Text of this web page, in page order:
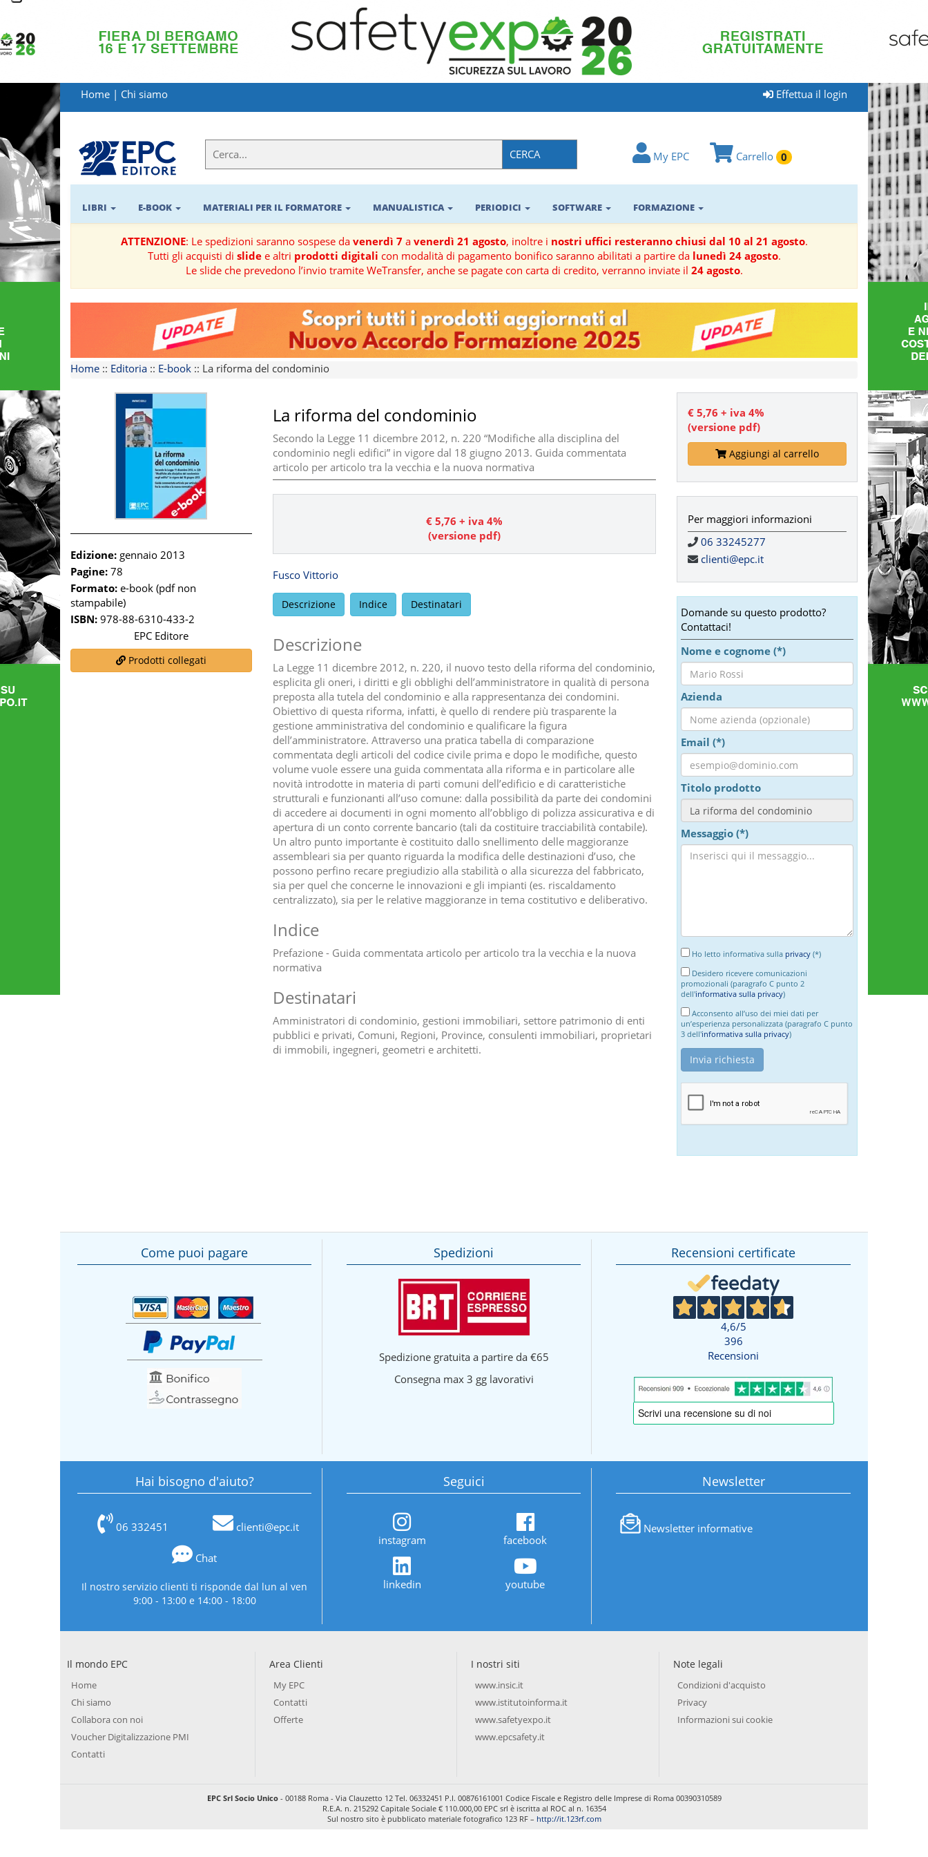
LIBRI
MATERIALI
PER
IL
FORMATORE
E-
BOOK
RIVISTE
MANUALISTICA
SOFTWARE
TEMATICHE
Home | Chi siamo Effettua il login
CERCA My EPC Carrello 0
LIBRI E-BOOK MATERIALI PER IL FORMATORE MANUALISTICA PERIODICI SOFTWARE FORMAZIONE
ATTENZIONE: Le spedizioni saranno sospese da venerdì 7a venerdì 21 agosto, inoltre i nostri uffici resteranno chiusi dal 10 al 21 agosto.
Tutti gli acquisti di slidee altri prodotti digitali con modalità di pagamento bonifico saranno abilitati a partire da lunedì 24 agosto.
Le slide che prevedono l’invio tramite WeTransfer, anche se pagate con carta di credito, verranno inviate il 24 agosto.
Home :: Editoria :: E-book :: La riforma del condominio
Edizione: gennaio 2013
Pagine: 78
Formato: e-book (pdf non
stampabile)
ISBN: 978-88-6310-433-2
EPC Editore
Prodotti collegati
La riforma del condominio
Secondo la Legge 11 dicembre 2012, n. 220 “Modifiche alla disciplina del
condominio negli edifici” in vigore dal 18 giugno 2013. Guida commentata
articolo per articolo tra la vecchia e la nuova normativa
€ 5,76 + iva 4%
(versione pdf)
Fusco Vittorio
Descrizione Indice Destinatari
Descrizione
La Legge 11 dicembre 2012, n. 220, il nuovo testo della riforma del condominio,
esplicita gli oneri, i diritti e gli obblighi dell’amministratore in qualità di persona
preposta alla tutela del condominio e alla rappresentanza dei condomini.
Obiettivo di questa riforma, infatti, è quello di rendere più trasparente la
gestione amministrativa del condominio e qualificare la figura
dell’amministratore. Attraverso una pratica tabella di comparazione
commentata degli articoli del codice civile prima e dopo le modifiche, questo
volume vuole essere una guida commentata alla riforma e in particolare alle
novità introdotte in materia di parti comuni dell’edificio e di caratteristiche
strutturali e funzionanti all’uso comune: dalla possibilità da parte dei condomini
di accedere ai documenti in ogni momento all’obbligo di polizza assicurativa e di
apertura di un conto corrente bancario (tali da costituire tracciabilità contabile).
Un altro punto importante è costituito dallo snellimento delle maggioranze
assembleari sia per quanto riguarda la modifica delle destinazioni d’uso, che
possono perfino recare pregiudizio alla stabilità o alla sicurezza del fabbricato,
sia per quel che concerne le innovazioni e gli impianti (es. riscaldamento
centralizzato), sia per le relative maggioranze in tema costitutivo e deliberativo.
Indice
Prefazione - Guida commentata articolo per articolo tra la vecchia e la nuova
normativa
Destinatari
Amministratori di condominio, gestioni immobiliari, settore patrimonio di enti
pubblici e privati, Comuni, Regioni, Province, consulenti immobiliari, proprietari
di immobili, ingegneri, geometri e architetti.
€ 5,76 + iva 4%
(versione pdf)
Aggiungi al carrello
Per maggiori informazioni
06 33245277
clienti@epc.it
Domande su questo prodotto?
Contattaci!
Nome e cognome (*)
Azienda
Email (*)
Titolo prodotto
Messaggio (*)
Ho letto informativa sulla privacy(*)
Desidero ricevere comunicazioni
promozionali (paragrafo C punto 2
dell'informativa sulla privacy)
Acconsento all’uso dei miei dati per
un’esperienza personalizzata (paragrafo C punto
3 dell'informativa sulla privacy)
Come puoi pagare Spedizioni
Spedizione gratuita a partire da €65
Consegna max 3 gg lavorativi
Recensioni certificate
4,6/5
396
Recensioni
Hai bisogno d'aiuto?
06 332451 clienti@epc.it
Chat
Il nostro servizio clienti ti risponde dal lun al ven
9:00 - 13:00 e 14:00 - 18:00
Seguici
instagram facebook
linkedin youtube
Newsletter
Newsletter informative
Il mondo EPC
Home
Chi siamo
Collabora con noi
Voucher Digitalizzazione PMI
Contatti
Area Clienti
My EPC
Contatti
Offerte
I nostri siti
www.insic.it
www.istitutoinforma.it
www.safetyexpo.it
www.epcsafety.it
Note legali
Condizioni d'acquisto
Privacy
Informazioni sui cookie
EPC Srl Socio Unico- 00188 Roma - Via Clauzetto 12 Tel. 06332451 P.I. 00876161001 Codice Fiscale e Registro delle Imprese di Roma 00390310589
R.E.A. n. 215292 Capitale Sociale € 110.000,00 EPC srl è iscritta al ROC al n. 16354
Sul nostro sito è pubblicato materiale fotografico 123 RF – http://it.123rf.com